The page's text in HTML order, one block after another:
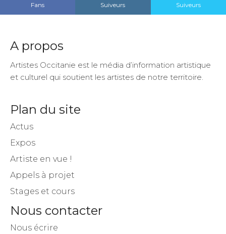
Fans
Suiveurs
Suiveurs
A propos
Artistes Occitanie est le média d’information artistique
et culturel qui soutient les artistes de notre territoire.
Plan du site
Actus
Expos
Artiste en vue !
Appels à projet
Stages et cours
Nous contacter
Nous écrire